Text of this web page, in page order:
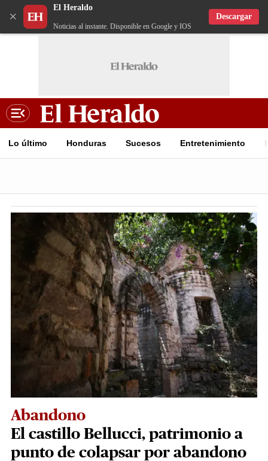
×
El Heraldo
Noticias al instante. Disponible en Google y IOS
Descargar
Lo último Honduras Sucesos Entretenimiento
Abandono
El castillo Bellucci, patrimonio a
punto de colapsar por abandono